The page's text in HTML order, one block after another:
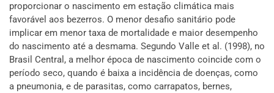
proporcionar o nascimento em estação climática mais
favorável aos bezerros. O menor desafio sanitário pode
implicar em menor taxa de mortalidade e maior desempenho
do nascimento até a desmama. Segundo Valle et al. (1998), no
Brasil Central, a melhor época de nascimento coincide com o
período seco, quando é baixa a incidência de doenças, como
a pneumonia, e de parasitas, como carrapatos, bernes,